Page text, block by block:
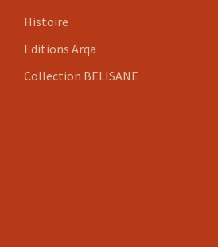
Histoire
Editions Arqa
Collection BELISANE